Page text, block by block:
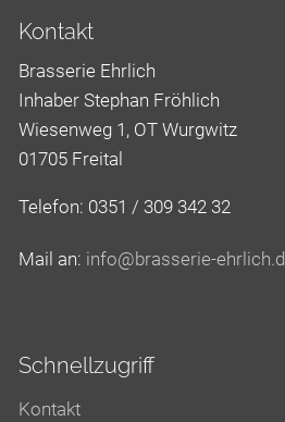
Kontakt
Brasserie Ehrlich
Inhaber Stephan Fröhlich
Wiesenweg 1, OT Wurgwitz
01705 Freital
Telefon: 0351 / 309 342 32
Mail an: nf br ss r - hrl ch d
Schnellzugriff
Kontakt